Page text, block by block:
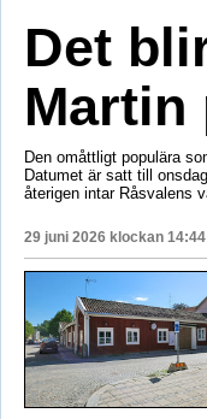
Det
Martin
Den omåttligt populära
Datumet är satt till
återigen intar Råsvalens
29 juni 2026 klockan